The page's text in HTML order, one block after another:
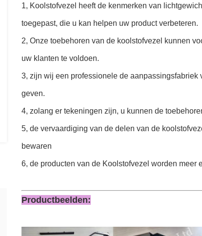
1, Koolstofvezel heeft de kenmerken van
toegepast, die u kan helpen uw product verbeteren.
2, Onze toebehoren van de koolstofvezel kunnen
uw klanten te voldoen.
3, zijn wij een professionele de
geven.
4, zolang er tekeningen zijn, u kunnen de
5, de vervaardiging van de delen van de
bewaren
6, de producten van de Koolstofvezel worden meer
Productbeelden: